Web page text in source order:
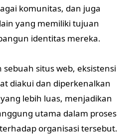
komunitas, dan juga
yang memiliki tujuan
identitas mereka.
situs web, eksistensi
diakui dan diperkenalkan
lebih luas, menjadikan
utama dalam proses
organisasi tersebut.